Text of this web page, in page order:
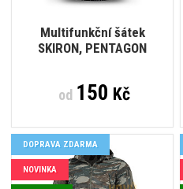
Multifunkční šátek
SKIRON, PENTAGON
od150 Kč
DOPRAVA ZDARMA
NOVINKA